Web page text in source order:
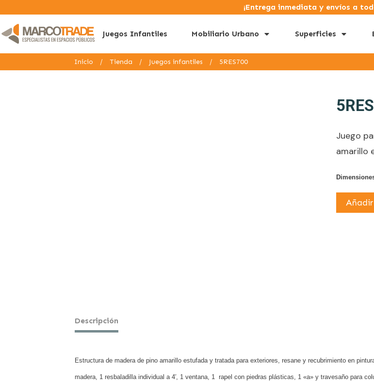
¡Entrega inmediata y envíos a
Juegos Infantiles Mobiliario Urbano Superficies
Inicio / Tienda / Juegos infantiles / 5RES700
Juego
amarillo
Descripción
Estructura de madera de pino amarillo estufada y tratada para exteriores, resane y recubrimiento en
madera, 1 resbaladilla individual a 4′, 1 ventana, 1 rapel con piedras plásticas, 1 «a» y travesaño para